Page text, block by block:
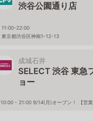
渋谷公園通り店
11:00-22:00
東京都渋谷区神南1-12-13
成城石井
SELECT 渋谷 東急
ョー
10:00 - 21:00 9/14(月)オープン！ 【営業